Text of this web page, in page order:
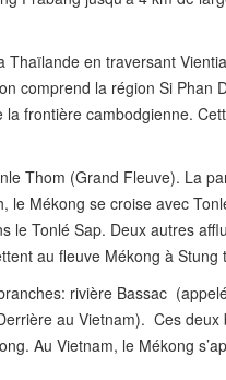
en traversant
comprend la région Si Phan
frontière cambodgienne.
Thom (Grand Fleuve). La
Mékong se croise avec
le Tonlé Sap. Deux autres
au fleuve Mékong à Stung
rivière Bassac
au Vietnam). Ces
Au Vietnam, le Mékong